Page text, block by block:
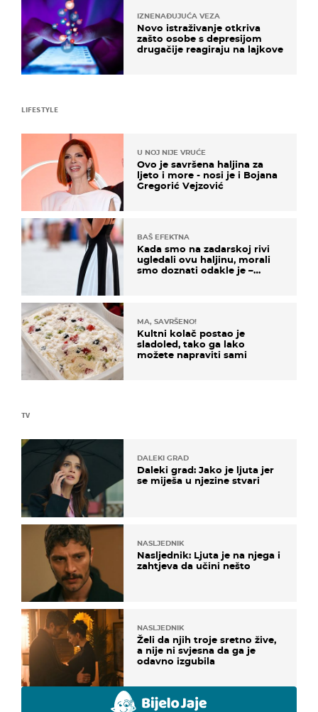
IZNENAĐUJUĆA VEZA
Novo istraživanje otkriva
zašto osobe s depresijom
drugačije reagiraju na lajkove
TV
DALEKI GRAD
Daleki grad: Jako je ljuta jer
se miješa u njezine stvari
NASLJEDNIK
Nasljednik: Ljuta je na njega i
zahtjeva da učini nešto
NASLJEDNIK
Želi da njih troje sretno žive,
a nije ni svjesna da ga je
odavno izgubila
LIFESTYLE
U NOJ NIJE VRUĆE
Ovo je savršena haljina za
ljeto i more - nosi je i Bojana
Gregorić Vejzović
BAŠ EFEKTNA
Kada smo na zadarskoj rivi
ugledali ovu haljinu, morali
smo doznati odakle je –
MA, SAVRŠENO!
Kultni kolač postao je
sladoled, tako ga lako
možete napraviti sami